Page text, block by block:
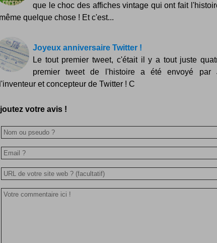
que le choc des affiches vintage qui ont fait
même quelque chose ! Et c'est...
Joyeux anniversaire Twitter !
Le tout premier tweet, c'était il y a tout juste
premier tweet de l'histoire a été envoyé par
l'inventeur et concepteur de Twitter ! C
votre avis !